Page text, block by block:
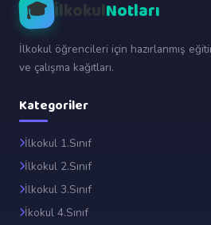
🎓 İlkokulNotları
İlkokul öğrencileri için hazırlanmış
ve çalışma kağıtları.
Kategoriler
İlkokul 1.Sınıf
İlkokul 2.Sınıf
İlkokul 3.Sınıf
İkokul 4.Sınıf